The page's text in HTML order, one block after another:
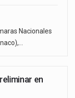
Nacionales
en